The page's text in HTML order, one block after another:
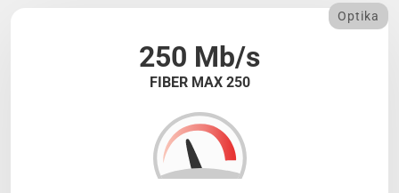
250 Mb/s
FIBER MAX 250
Optika